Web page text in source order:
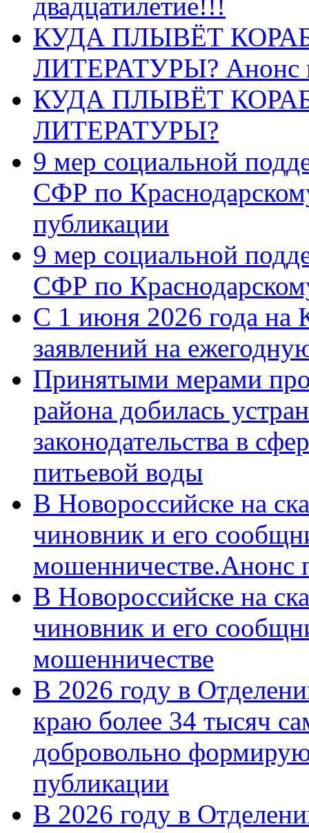
КУДА ПЛЫВЁТ
ЛИТЕРАТУРЫ? Анонс
КУДА ПЛЫВЁТ
ЛИТЕРАТУРЫ?
9 мер социальной
СФР по
публикации
9 мер социальной
СФР по
С 1 июня 2026 года на
заявлений на
Принятыми мерами
района добилась
законодательства в
питьевой воды
В Новороссийске на
чиновник и его
мошенничестве.Анонс
В Новороссийске на
чиновник и его
мошенничестве
В 2026 году в
краю более 34 тысяч
добровольно
публикации
В 2026 году в